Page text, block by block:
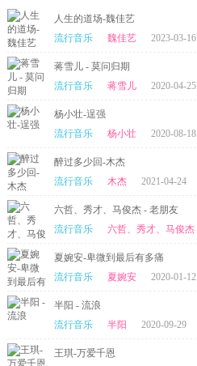
人生的道场-魏佳艺
流行音乐
魏佳艺 2023-03-16
蒋雪儿 - 莫问归期
流行音乐
蒋雪儿 2020-04-25
杨小壮-逞强
流行音乐
杨小壮 2020-08-18
醉过多少回-木杰
流行音乐
木杰 2021-04-24
六哲、秀才、马俊杰 - 老朋友
流行音乐
六哲、秀才、马俊杰
夏婉安-卑微到最后有多痛
流行音乐
夏婉安 2020-01-12
半阳 - 流浪
流行音乐
半阳 2020-09-29
王琪-万爱千恩